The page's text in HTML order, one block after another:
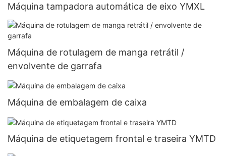
Máquina tampadora automática de eixo YMXL
Máquina de rotulagem de manga retrátil /
envolvente de garrafa
Máquina de embalagem de caixa
Máquina de etiquetagem frontal e traseira YMTD